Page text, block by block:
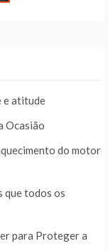
e atitude
Ocasião
do motor
que todos os
para Proteger a